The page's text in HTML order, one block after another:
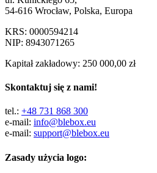
54-616 Wrocław, Polska, Europa
KRS: 0000594214
NIP: 8943071265
Kapitał zakładowy: 250 000,00 zł
Skontaktuj się z nami!
tel.: +48 731 868 300
e-mail: info@blebox.eu
e-mail: support@blebox.eu
Zasady użycia logo: